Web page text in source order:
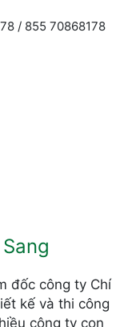
/ 855 70868178
đốc công ty Chí
kế và thi công
công ty con